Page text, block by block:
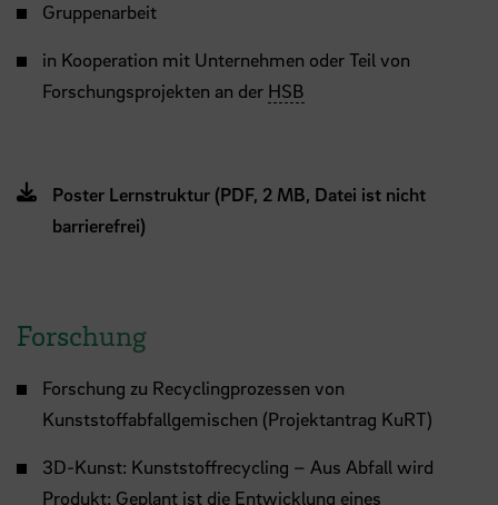
Gruppenarbeit
in Kooperation mit Unternehmen oder Teil von
Forschungsprojekten an der HSB
Poster Lernstruktur (PDF, 2 MB, Datei ist nicht
barrierefrei)
Forschung
Forschung zu Recyclingprozessen von
Kunststoffabfallgemischen (Projektantrag KuRT)
3D-Kunst: Kunststoffrecycling – Aus Abfall wird
Produkt: Geplant ist die Entwicklung eines